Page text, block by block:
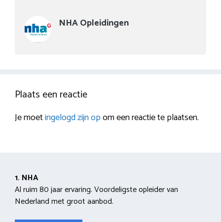
NHA Opleidingen
Plaats een reactie
Je moetingelogd zijn opom een reactie te plaatsen.
1. NHA
Al ruim 80 jaar ervaring. Voordeligste opleider van
Nederland met groot aanbod.